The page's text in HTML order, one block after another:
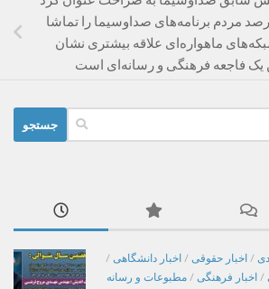
نزدیک به ۶۰ درصد مردم برنامه‌های صداوسیما را تماشا
ماهواره‌ای علاقه بیشتری نشان
یک فاجعه فرهنگی و رسانه‌ای است
/ اخبار حقوقی / اخبار دانشگاهی /
/ اخبار فرهنگی / مطبوعات و رسانه